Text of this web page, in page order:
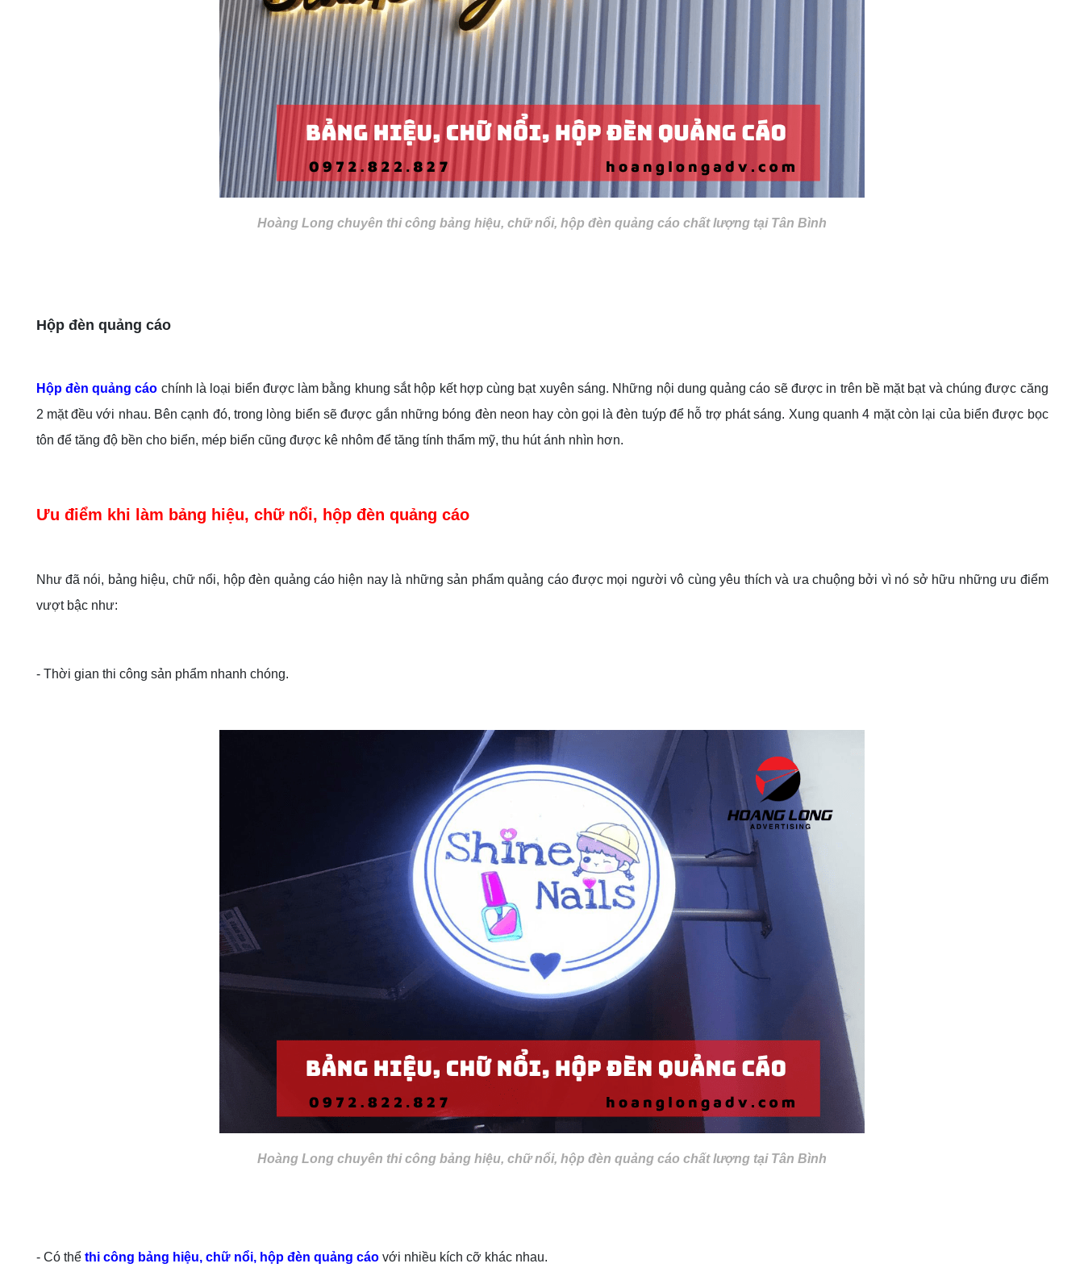
Hoàng Long chuyên thi công bảng hiệu, chữ nổi, hộp đèn quảng cáo chất lượng tại Tân Bình
Hộp đèn quảng cáo
Hộp đèn quảng cáo chính là loại biển được làm bằng khung sắt hộp kết hợp cùng bạt xuyên sáng. Những nội dung quảng cáo sẽ được in trên bề mặt bạt và chúng được căng
2 mặt đều với nhau. Bên cạnh đó, trong lòng biển sẽ được gắn những bóng đèn neon hay còn gọi là đèn tuýp để hỗ trợ phát sáng. Xung quanh 4 mặt còn lại của biển được bọc
tôn để tăng độ bền cho biển, mép biển cũng được kê nhôm để tăng tính thẩm mỹ, thu hút ánh nhìn hơn.
Ưu điểm khi làm bảng hiệu, chữ nổi, hộp đèn quảng cáo
Như đã nói, bảng hiệu, chữ nổi, hộp đèn quảng cáo hiện nay là những sản phẩm quảng cáo được mọi người vô cùng yêu thích và ưa chuộng bởi vì nó sở hữu những ưu điểm
vượt bậc như:
- Thời gian thi công sản phẩm nhanh chóng.
Hoàng Long chuyên thi công bảng hiệu, chữ nổi, hộp đèn quảng cáo chất lượng tại Tân Bình
- Có thể thi công bảng hiệu, chữ nổi, hộp đèn quảng cáo với nhiều kích cỡ khác nhau.